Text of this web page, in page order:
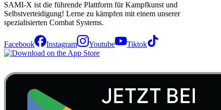
SAMI-X ist die führende Plattform für Kampfkunst und
Selbstverteidigung! Lerne zu kämpfen mit einem unserer
spezialisierten Combat Systems.
Facebook Instagram Youtube Tiktok